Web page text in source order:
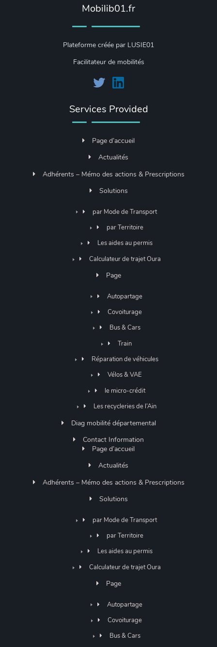
Mobilib01.fr
Plateforme créée par LUSIE01
Facilitateur de mobilités
Services Provided
Page d’accueil
Actualités
Adhérents – Mémo des actions & Prescriptions
Solutions
par Mode de Transport
par Territoire
Les aides au permis
Calculateur de trajet Oura
Page
Autopartage
Covoiturage
Bus & Cars
Train
Réparation de véhicules
Vélos & VAE
le micro-crédit
Les recycleries de l’Ain
Diag mobilité départemental
Contact Information
Page d’accueil
Actualités
Adhérents – Mémo des actions & Prescriptions
Solutions
par Mode de Transport
par Territoire
Les aides au permis
Calculateur de trajet Oura
Page
Autopartage
Covoiturage
Bus & Cars